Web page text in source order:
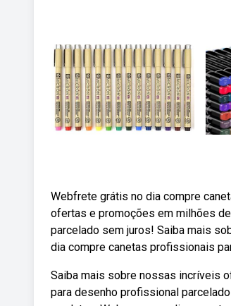
Webfrete grátis no dia compre
ofertas e promoções em milhões
parcelado sem juros! Saiba mais
dia compre canetas profissionais
Saiba mais sobre nossas incríveis
para desenho profissional